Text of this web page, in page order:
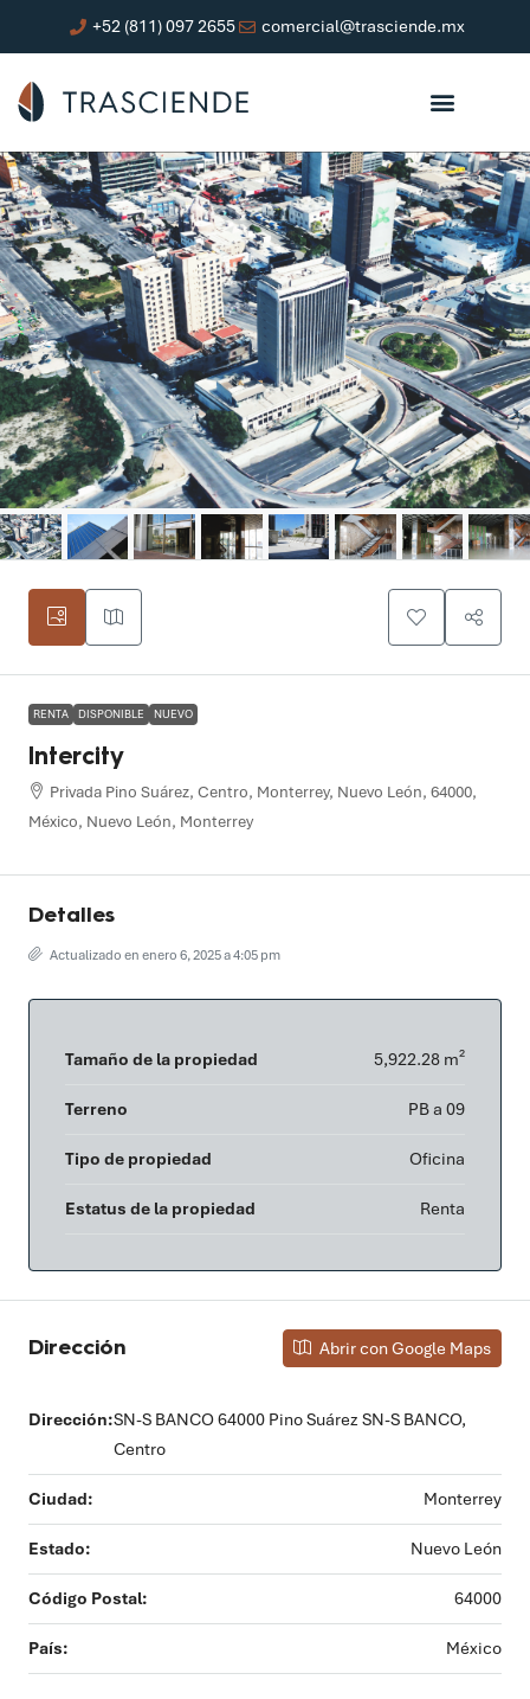
+52 (811) 097 2655 comercial@trasciende.mx
RENTA DISPONIBLE NUEVO
Intercity
Privada Pino Suárez, Centro, Monterrey, Nuevo León, 64000,
México, Nuevo León, Monterrey
Detalles
Actualizado en enero 6, 2025 a 4:05 pm
Tamaño de la propiedad 5,922.28 m²
Terreno PB a 09
Tipo de propiedad Oficina
Estatus de la propiedad Renta
Dirección Abrir con Google Maps
Dirección:SN-S BANCO 64000 Pino Suárez SN-S BANCO,
Centro
Ciudad: Monterrey
Estado: Nuevo León
Código Postal: 64000
País: México